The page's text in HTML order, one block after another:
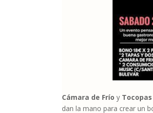
Cámara de Frío y
dan la mano para crear un